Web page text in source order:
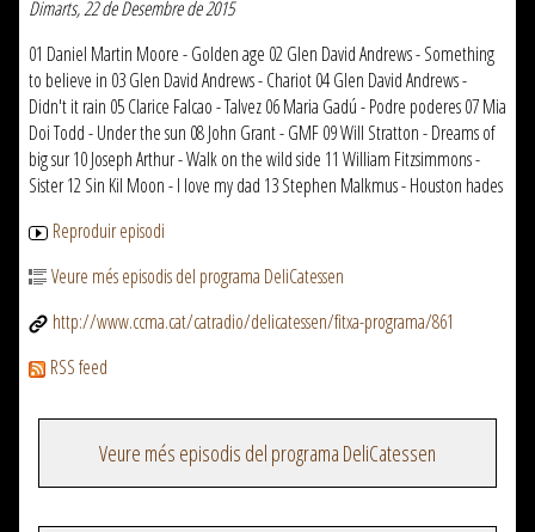
Dimarts, 22 de Desembre de 2015
01 Daniel Martin Moore - Golden age 02 Glen David Andrews - Something
to believe in 03 Glen David Andrews - Chariot 04 Glen David Andrews -
Didn't it rain 05 Clarice Falcao - Talvez 06 Maria Gadú - Podre poderes 07 Mia
Doi Todd - Under the sun 08 John Grant - GMF 09 Will Stratton - Dreams of
big sur 10 Joseph Arthur - Walk on the wild side 11 William Fitzsimmons -
Sister 12 Sin Kil Moon - I love my dad 13 Stephen Malkmus - Houston hades
Reproduir episodi
Veure més episodis del programa DeliCatessen
http://www.ccma.cat/catradio/delicatessen/fitxa-programa/861
RSS feed
Veure més episodis del programa DeliCatessen